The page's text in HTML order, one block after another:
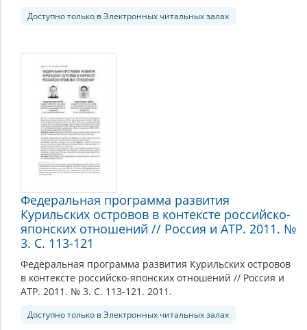
Доступно только в Электронных читальных залах
Федеральная программа развития
Курильских островов в контексте российско-
японских отношений // Россия и АТР. 2011. №
3. С. 113-121
Федеральная программа развития Курильских островов
в контексте российско-японских отношений // Россия и
АТР. 2011. № 3. С. 113-121. 2011.
Доступно только в Электронных читальных залах